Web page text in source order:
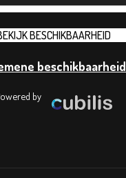
beschikbaarheid
by